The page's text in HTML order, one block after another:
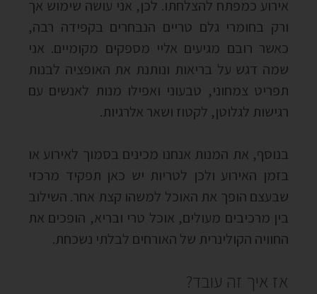
אירוע כמפתח להצלחתו. לכן, אני עושה שימוש אך
ורק בחומרי גלם טריים הנבחרים בקפידה רבה,
כאשר רובם מגיעים אליי מספקים מקומיים. אני
שמה דגש על בריאות ונותנת את האופציה לבנות
תפריט צמחוני, טבעוני ואפילו מנות לאנשים עם
רגישות לגלוטן, לקטוז ושאר אלרגיות.
בנוסף, את המנות אנחנו מכינים בסמוך לאירוע או
בזמן האירוע ולכן לטריות יש כאן תפקיד מרכזי
שבעצם הופך את האוכל למשהו קצת אחר. השילוב
בין מרכיבים מעולים, אוכל טרי ובריא, הופכים את
החוויה הקולינרית של האורחים לבלתי נשכחת.
אז איך זה עובד?